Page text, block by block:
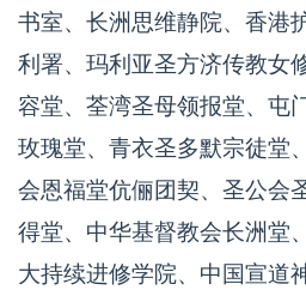
书室、长洲思维静院、香港
利署、玛利亚圣方济传教女
容堂、荃湾圣母领报堂、屯
玫瑰堂、青衣圣多默宗徒堂
会恩福堂伉俪团契、圣公会
得堂、中华基督教会长洲堂
大持续进修学院、中国宣道